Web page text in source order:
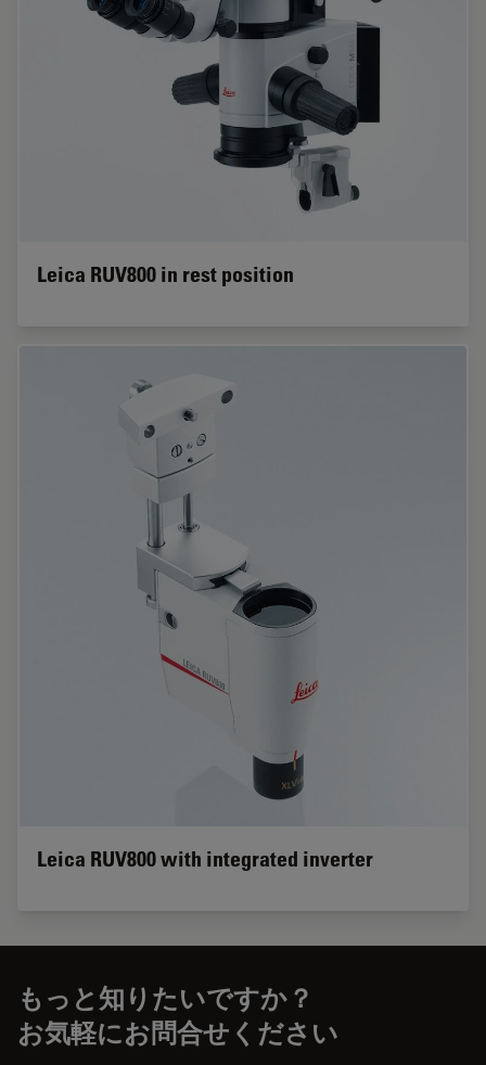
Leica RUV800 in rest position
Leica RUV800 with integrated inverter
もっと知りたいですか？
お気軽にお問合せください